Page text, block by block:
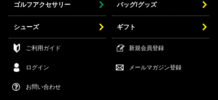
ゴルフアクセサリー バッグ/グッズ
シューズ ギフト
ご利用ガイド 新規会員登録
ログイン メールマガジン登録
お問い合わせ